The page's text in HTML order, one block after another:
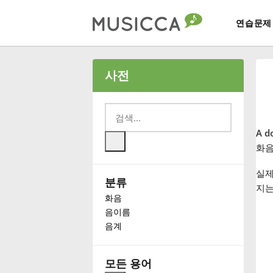
연습문제
Български
Deutsch
English
Español
사전
분류
화음
음이름
음계
모든 용어
A
화
실
지